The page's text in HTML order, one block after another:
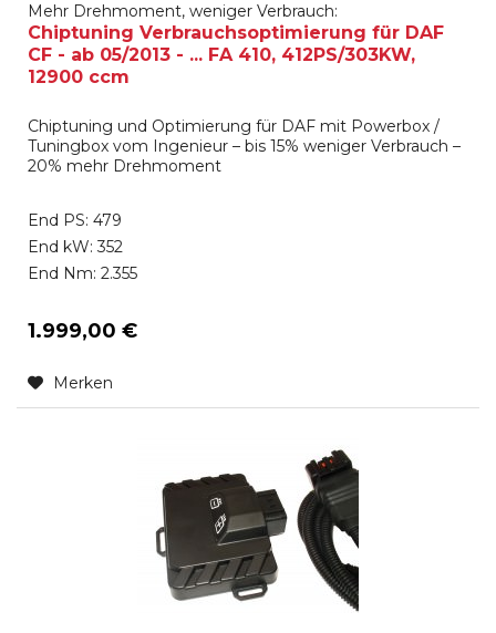
Mehr Drehmoment, weniger Verbrauch:
Chiptuning Verbrauchsoptimierung für DAF
CF - ab 05/2013 - ... FA 410, 412PS/303KW,
12900 ccm
Chiptuning und Optimierung für DAF mit Powerbox /
Tuningbox vom Ingenieur – bis 15% weniger Verbrauch –
20% mehr Drehmoment
End PS: 479
End kW: 352
End Nm: 2.355
1.999,00 €
Merken